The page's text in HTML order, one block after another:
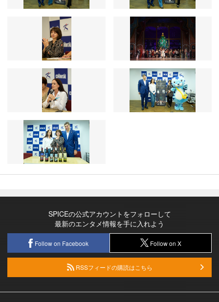
SPICEの公式アカウントをフォローして
最新のエンタメ情報を手に入れよう
Follow on Facebook Follow on X
RSSフィードの購読はこちら